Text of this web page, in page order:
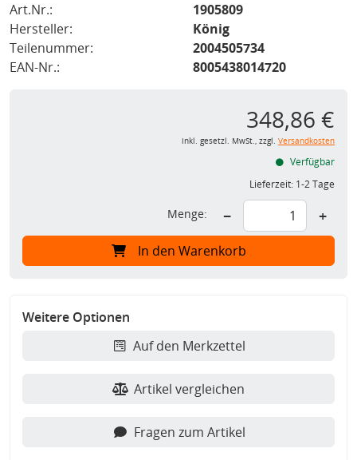
Art.Nr.:
1905809
Hersteller:
König
Teilenummer:
2004505734
EAN-Nr.:
8005438014720
348,86 €
inkl. gesetzl. MwSt., zzgl. Versandkosten
Verfügbar
Lieferzeit: 1-2 Tage
Menge: − +
In den Warenkorb
Weitere Optionen
Auf den Merkzettel
Artikel vergleichen
Fragen zum Artikel